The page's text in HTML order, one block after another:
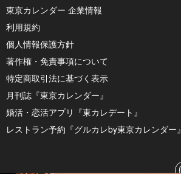
東京カレンダー 企業情報
利用規約
個人情報保護方針
著作権・免責事項について
特定商取引法に基づく表示
月刊誌『東京カレンダー』
婚活・恋活アプリ『東カレデート』
レストラン予約『グルカレby東京カレンダー』